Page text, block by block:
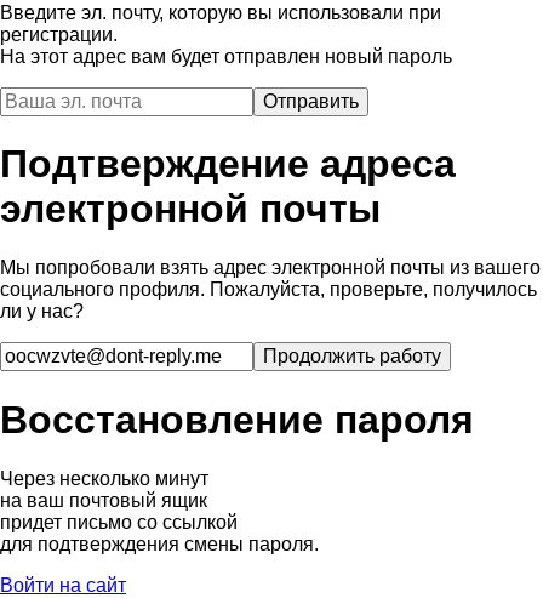
Введите эл. почту, которую вы использовали при
регистрации.
На этот адрес вам будет отправлен новый пароль
Подтверждение адреса
электронной почты
Мы попробовали взять адрес электронной почты из вашего
социального профиля. Пожалуйста, проверьте, получилось
ли у нас?
Восстановление пароля
Через несколько минут
на ваш почтовый ящик
придет письмо со ссылкой
для подтверждения смены пароля.
Войти на сайт